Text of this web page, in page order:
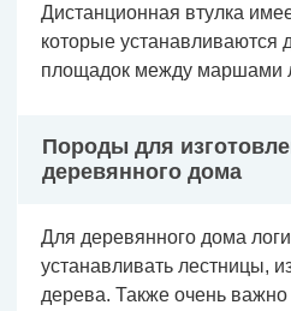
Дистанционная втулка
которые устанавливаются
площадок между маршами
Породы для
деревянного дома
Для деревянного дома
устанавливать лестницы,
дерева. Также очень